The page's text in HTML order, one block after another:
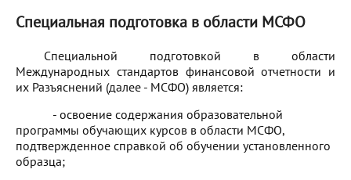
Специальная подготовка в области МСФО
Специальной подготовкой в области
Международных стандартов финансовой отчетности и
их Разъяснений (далее - МСФО) является:
- освоение содержания образовательной
программы обучающих курсов в области МСФО,
подтвержденное справкой об обучении установленного
образца;